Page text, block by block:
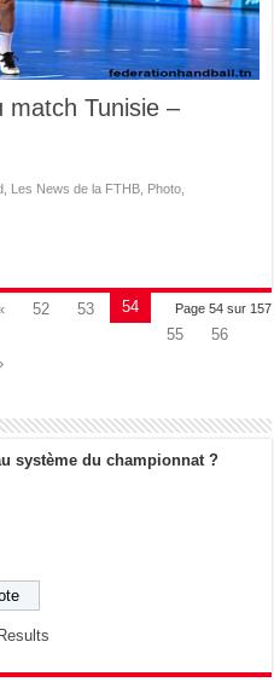
match Tunisie –
Les News de la FTHB Photo
Page 54 sur 157
52 53
54
55
56
système du championnat ?